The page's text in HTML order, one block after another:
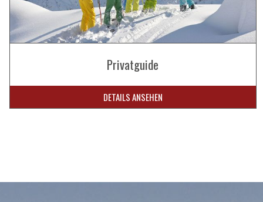
Privatguide
DETAILS ANSEHEN